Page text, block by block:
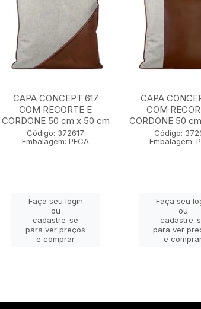
CAPA CONCEPT 617
COM RECORTE E
CORDONE 50 cm x 50 cm
Código: 372617
Embalagem: PECA
Faça seu login
ou
cadastre-se
para ver preços
e comprar
CAPA
COM
CORDONE 50
Código:
Embalagem:
Faça seu
ou
cadastre-
para ver
e